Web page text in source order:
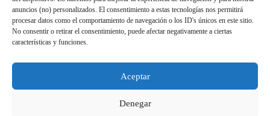
anuncios (no) personalizados. El consentimiento a estas tecnologías nos permitirá
procesar datos como el comportamiento de navegación o los ID's únicos en este sitio.
No consentir o retirar el consentimiento, puede afectar negativamente a ciertas
características y funciones.
Aceptar
Denegar
Publicar el comentario
Todos los derechos reservados.